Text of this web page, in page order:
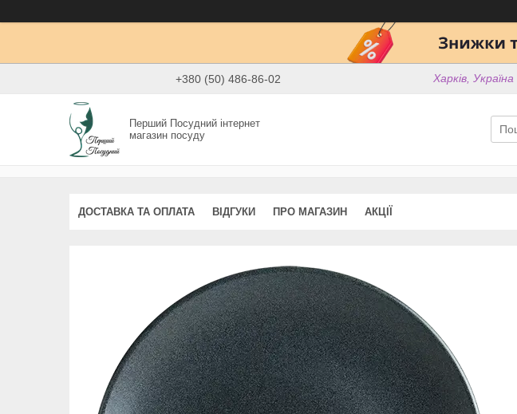
+380 (50) 486-86-02 Харків, Україна
Перший Посудний інтернет
магазин посуду
ДОСТАВКА ТА ОПЛАТА ВІДГУКИ ПРО МАГАЗИН АКЦІЇ